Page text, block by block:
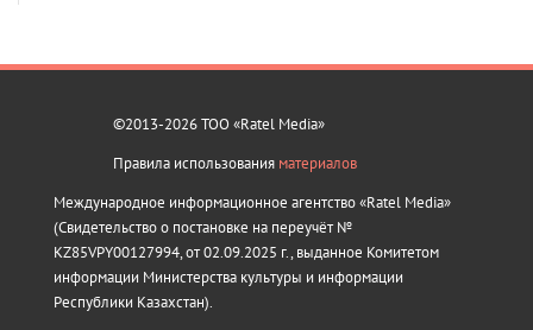
©2013-2026 ТОО «Ratel Media»
Правила использования материалов
Международное информационное агентство «Ratel Media»
(Свидетельство о постановке на переучёт №
KZ85VPY00127994, от 02.09.2025 г., выданное Комитетом
информации Министерства культуры и информации
Республики Казахстан).